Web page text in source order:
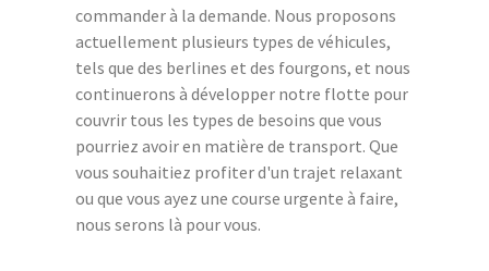
commander à la demande. Nous proposons
actuellement plusieurs types de véhicules,
tels que des berlines et des fourgons, et nous
continuerons à développer notre flotte pour
couvrir tous les types de besoins que vous
pourriez avoir en matière de transport. Que
vous souhaitiez profiter d'un trajet relaxant
ou que vous ayez une course urgente à faire,
nous serons là pour vous.